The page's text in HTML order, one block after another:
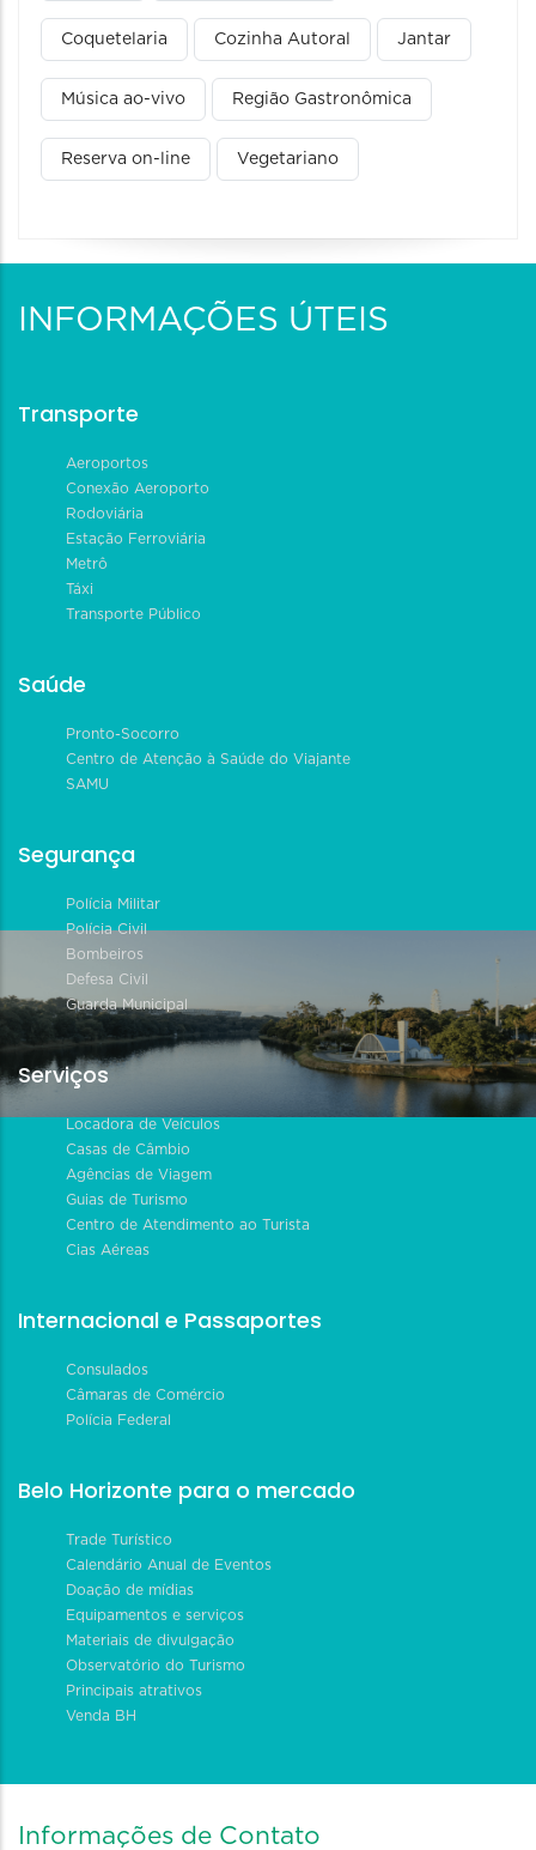
Coquetelaria Cozinha Autoral Jantar
Música ao-vivo Região Gastronômica
Reserva on-line Vegetariano
INFORMAÇÕES ÚTEIS
Transporte
Aeroportos
Conexão Aeroporto
Rodoviária
Estação Ferroviária
Metrô
Táxi
Transporte Público
Saúde
Pronto-Socorro
Centro de Atenção à Saúde do Viajante
SAMU
Segurança
Polícia Militar
Polícia Civil
Bombeiros
Defesa Civil
Guarda Municipal
Serviços
Locadora de Veículos
Casas de Câmbio
Agências de Viagem
Guias de Turismo
Centro de Atendimento ao Turista
Cias Aéreas
Internacional e Passaportes
Consulados
Câmaras de Comércio
Polícia Federal
Belo Horizonte para o mercado
Trade Turístico
Calendário Anual de Eventos
Doação de mídias
Equipamentos e serviços
Materiais de divulgação
Observatório do Turismo
Principais atrativos
Venda BH
Informações de Contato